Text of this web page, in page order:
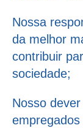
Nossa
da melhor
contribuir
sociedade;
Nosso